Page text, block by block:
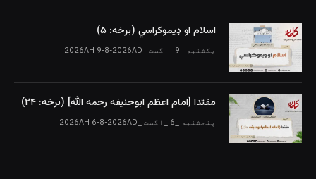
اسلام او ډیموکراسي (برخه: ۵)
یکشنبه _9 _اگست _2026AH 9-8-2026AD
مقتدا [امام اعظم ابوحنیفه رحمه الله‎] (برخه: ۲۴)
پنجشنبه _6 _اگست _2026AH 6-8-2026AD